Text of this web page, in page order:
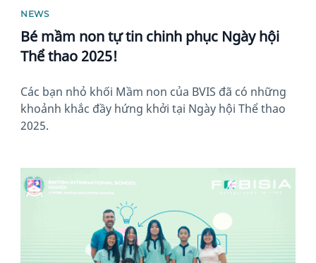
NEWS
Bé mầm non tự tin chinh phục Ngày hội
Thể thao 2025!
Các bạn nhỏ khối Mầm non của BVIS đã có những
khoảnh khắc đầy hứng khởi tại Ngày hội Thể thao
2025.
News image